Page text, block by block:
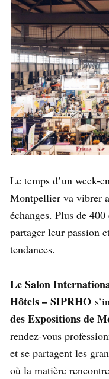
Le temps d’un week-
Montpellier va vibrer
échanges. Plus de
partager leur passion
tendances.
Le Salon
Hôtels – SIPRHO
des Expositions de
rendez‑vous
et se partagent les
où la matière